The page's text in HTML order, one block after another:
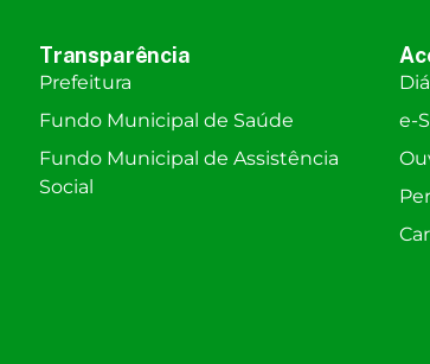
Transparência
Prefeitura
Fundo Municipal de Saúde
Fundo Municipal de Assistência
Social
e-